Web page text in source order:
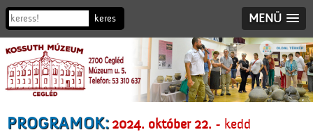
MENÜ
PROGRAMOK:2024. október 22. - kedd